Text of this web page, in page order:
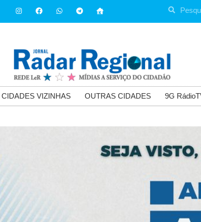
CIDADES VIZINHAS OUTRAS CIDADES 9G